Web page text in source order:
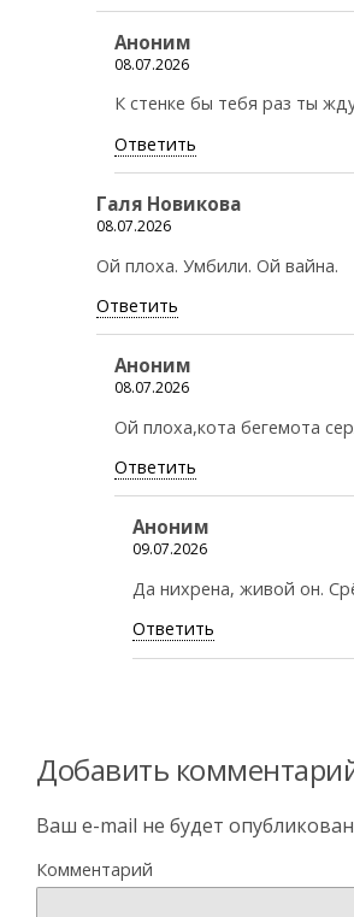
Аноним
08.07.2026
К стенке бы тебя раз ты
Ответить
Галя Новикова
08.07.2026
Ой плоха. Умбили. Ой вайна.
Ответить
Аноним
08.07.2026
Ой плоха,кота бегемота
Ответить
Аноним
09.07.2026
Да нихрена, живой он.
Ответить
Добавить
Ваш e-mail не будет
Комментарий